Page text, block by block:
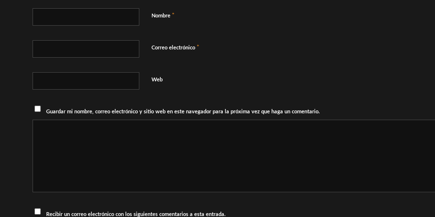
Nombre *
Correo electrónico *
Web
Guardar mi nombre, correo electrónico y sitio web en este navegador para la próxima vez que haga un comentario.
Recibir un correo electrónico con los siguientes comentarios a esta entrada.